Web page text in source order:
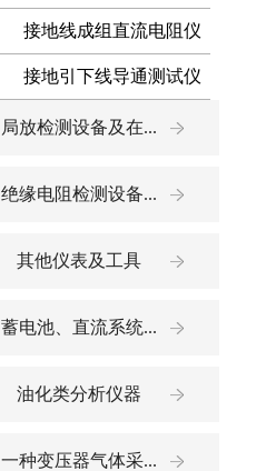
接地线成组直流电阻仪
接地引下线导通测试仪
局放检测设备及在...
绝缘电阻检测设备...
其他仪表及工具
蓄电池、直流系统...
油化类分析仪器
一种变压器气体采...